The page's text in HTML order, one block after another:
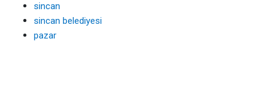
sincan
sincan belediyesi
pazar